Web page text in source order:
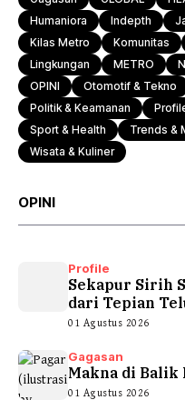
Humaniora
Indepth
Kilas Metro
Komunitas
Lingkungan
METRO
OPINI
Otomotif & Tekno
Politik & Keamanan
Sport & Health
Trends &
Wisata & Kuliner
OPINI
Profile
Sekapur Sirih
dari Tepian
01 Agustus 2026
Gagasan
Makna di Balik
01 Agustus 2026